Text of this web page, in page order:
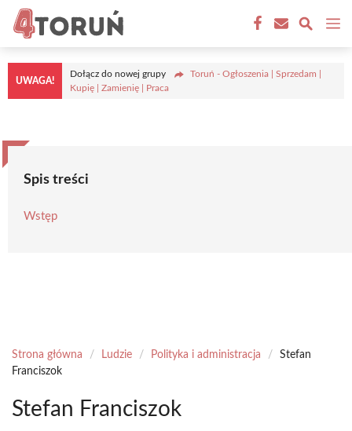
Przejdź
treści
UWAGA!
Dołącz do nowej grupy
Toruń - Ogłoszenia | Sprzedam |
Kupię | Zamienię | Praca
Spis treści
Wstęp
Strona główna / Ludzie / Polityka i administracja /
Stefan
Franciszok
Stefan Franciszok